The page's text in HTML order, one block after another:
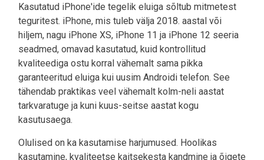
Kasutatud iPhone'ide tegelik eluiga sõltub mitmetest
teguritest. iPhone, mis tuleb välja 2018. aastal või
hiljem, nagu iPhone XS, iPhone 11 ja iPhone 12 seeria
seadmed, omavad kasutatud, kuid kontrollitud
kvaliteediga ostu korral vähemalt sama pikka
garanteeritud eluiga kui uusim Androidi telefon. See
tähendab praktikas veel vähemalt kolm-neli aastat
tarkvaratuge ja kuni kuus-seitse aastat kogu
kasutusaega.
Olulised on ka kasutamise harjumused. Hoolikas
kasutamine, kvaliteetse kaitsekesta kandmine ja õigete